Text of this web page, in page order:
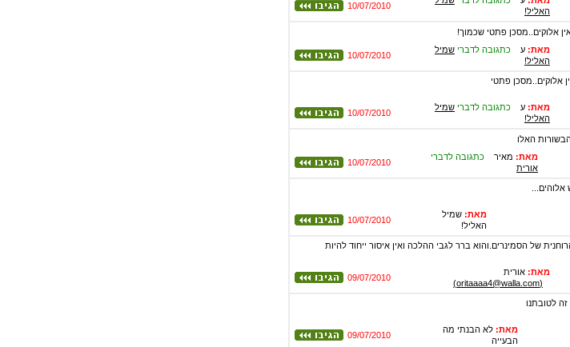
10/07/2010
האליל!
10/07/2010
מאת: ע כתגובה לדברי שמיל
האליל!
מי שחושב שאין אלוקים..מסכן פתטי
10/07/2010
מאת: ע כתגובה לדברי שמיל
האליל!
האלו
10/07/2010
מאת: מאיר
כתגובה לדברי
אורית
שיש אלוהים...
10/07/2010
מאת: שמיל
האליל!
של הסמינרים.והוא ברר לגבי ההלכה ואין איסור ייחוד להיות
09/07/2010
מאת: אורית
(oritaaaa4@walla.com)
זה לטובתנו
09/07/2010
מאת: לא הבנתי מה
הבעייה